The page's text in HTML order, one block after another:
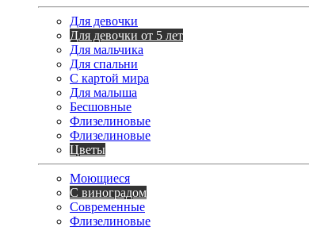
Для девочки
Для девочки от 5 лет
Для мальчика
Для спальни
С картой мира
Для малыша
Бесшовные
Флизелиновые
Флизелиновые
Цветы
Моющиеся
С виноградом
Современные
Флизелиновые